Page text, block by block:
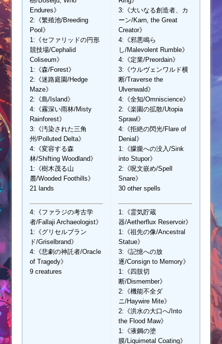
Endures》
2:《繁殖池/Breeding
Pool》
1:《セファリッドの円形
競技場/Cephalid
Coliseum》
1:《森/Forest》
2:《迷路庭園/Hedge
Maze》
2:《島/Island》
4:《霧深い雨林/Misty
Rainforest》
3:《汚染された三角
州/Polluted Delta》
4:《変容する森
林/Shifting Woodland》
1:《樹木茂る山
麓/Wooded Foothills》
21 lands
4:《ファラジの考古学
者/Fallaji Archaeologist》
1:《グリセルブラン
ド/Griselbrand》
4:《悲劇の神託者/Oracle
of Tragedy》
9 creatures
3:《大いなる創造者、カ
ーン/Karn, the Great
Creator》
4:《邪悪鳴ら
し/Malevolent Rumble》
4:《定業/Preordain》
3:《ウルヴェンワルド横
断/Traverse the
Ulvenwald》
4:《全知/Omniscience》
2:《楽園の拡散/Utopia
Sprawl》
4:《拒絶の閃光/Flare of
Denial》
1:《朦朧への没入/Sink
into Stupor》
2:《呪文嵌め/Spell
Snare》
30 other spells
1:《霊気貯蔵
器/Aetherflux Reservoir》
1:《祖先の像/Ancestral
Statue》
3:《記憶への放
逐/Consign to Memory》
1:《四肢切
断/Dismember》
2:《機能不全ダ
ニ/Haywire Mite》
2:《洪水の大口へ/Into
the Flood Maw》
1:《液鋼の塗
膜/Liquimetal Coating》